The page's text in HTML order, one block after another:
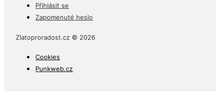
Přihlásit se
Zapomenuté heslo
Zlatoproradost.cz © 2026
Cookies
Punkweb.cz